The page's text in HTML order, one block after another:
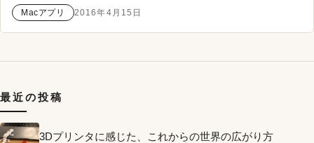
Macアプリ 2016年4月15日
最近の投稿
3Dプリンタに感じた、これからの世界の広がり方